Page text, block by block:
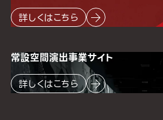
詳しくはこちら
常設空間演出事業サイト
詳しくはこちら